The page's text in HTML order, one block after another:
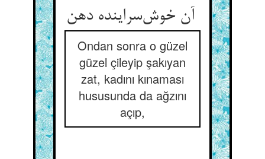
Ondan sonra o güzel
güzel çileyip şakıyan
zat, kadını kınaması
hususunda da ağzını
açıp,